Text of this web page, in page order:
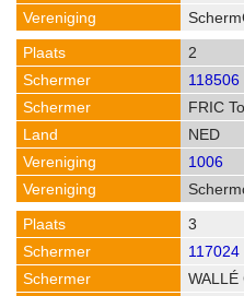
2
118506
FRIC
NED
1006
3
117024
WALLÉ